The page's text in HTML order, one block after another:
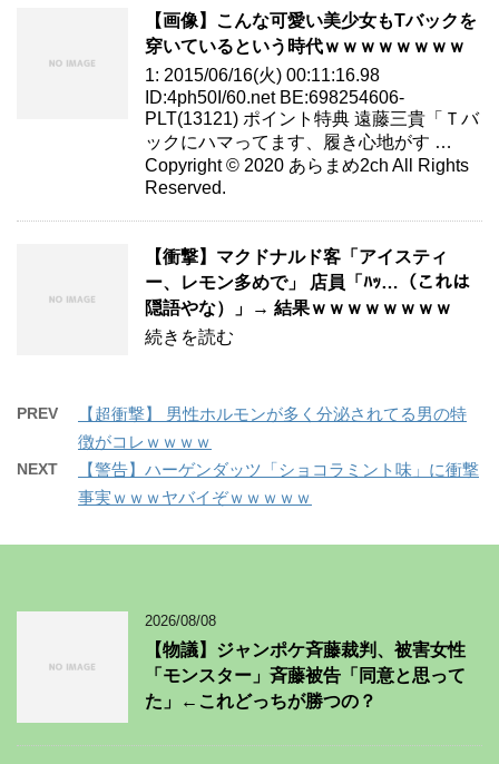
【画像】こんな可愛い美少女もTバックを
穿いているという時代ｗｗｗｗｗｗｗｗ
1: 2015/06/16(火) 00:11:16.98
ID:4ph50I/60.net BE:698254606-
PLT(13121) ポイント特典 遠藤三貴「Ｔバ
ックにハマってます、履き心地がす …
Copyright © 2020 あらまめ2ch All Rights
Reserved.
【衝撃】マクドナルド客「アイスティ
ー、レモン多めで」 店員「ﾊｯ…（これは
隠語やな）」→ 結果ｗｗｗｗｗｗｗｗ
続きを読む
PREV
【超衝撃】 男性ホルモンが多く分泌されてる男の特
徴がコレｗｗｗｗ
NEXT
【警告】ハーゲンダッツ「ショコラミント味」に衝撃
事実ｗｗｗヤバイぞｗｗｗｗｗ
2026/08/08
【物議】ジャンポケ斉藤裁判、被害女性
「モンスター」斉藤被告「同意と思って
た」←これどっちが勝つの？